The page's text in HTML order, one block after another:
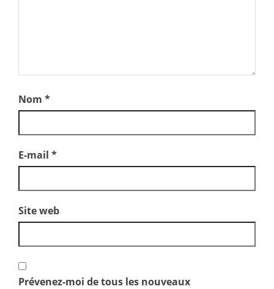
Nom *
E-mail *
Site web
Prévenez-moi de tous les nouveaux